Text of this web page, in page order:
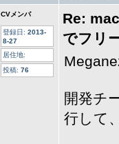
CVメンバ
登録日: 2013-
8-27
居住地:
投稿: 76
Re:
でフリ
開発チ
行して